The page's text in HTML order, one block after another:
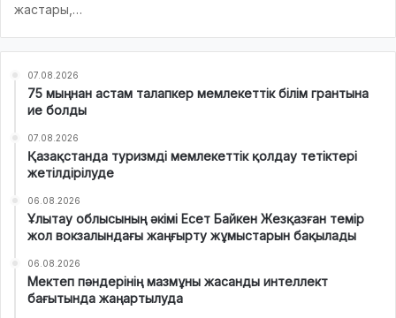
жастары,…
07.08.2026
75 мыңнан астам талапкер мемлекеттік білім грантына
ие болды
07.08.2026
Қазақстанда туризмді мемлекеттік қолдау тетіктері
жетілдірілуде
06.08.2026
Ұлытау облысының әкімі Есет Байкен Жезқазған темір
жол вокзалындағы жаңғырту жұмыстарын бақылады
06.08.2026
Мектеп пәндерінің мазмұны жасанды интеллект
бағытында жаңартылуда